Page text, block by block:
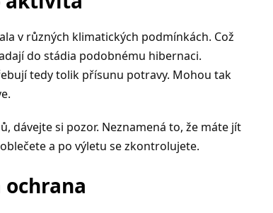
v různých klimatických podmínkách. Což
do stádia podobnému hibernaci.
tedy tolik přísunu potravy. Mohou tak
dávejte si pozor. Neznamená to, že máte jít
a po výletu se zkontrolujete.